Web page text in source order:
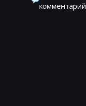
комментарий